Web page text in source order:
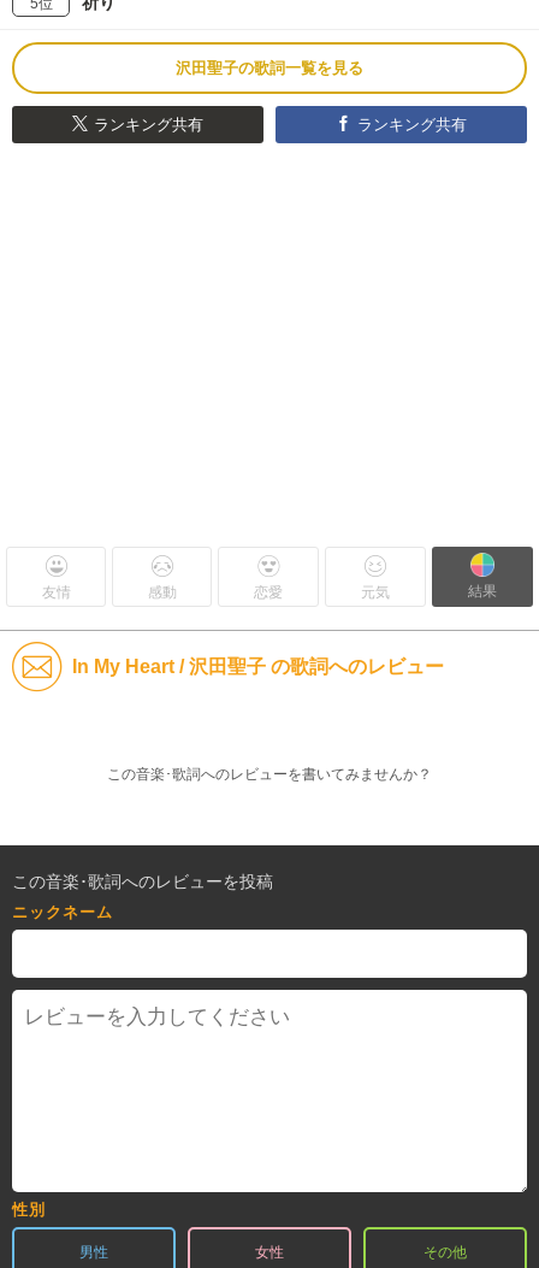
5位
沢田聖子の歌詞一覧を見る
ランキング共有 ランキング共有
友情 感動 恋愛 元気 結果
In My Heart / 沢田聖子 の歌詞へのレビュー
この音楽･歌詞へのレビューを書いてみませんか？
この音楽･歌詞へのレビューを投稿
ニックネーム
性別
男性 女性 その他